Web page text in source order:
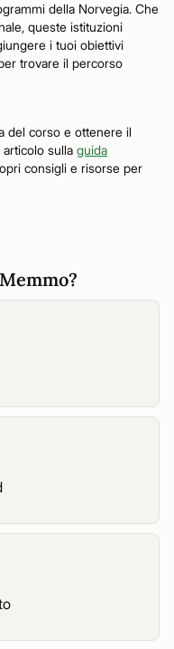
della Norvegia. Che
queste istituzioni
i tuoi obiettivi
trovare il percorso
del corso e ottenere il
sulla guida
consigli e risorse per